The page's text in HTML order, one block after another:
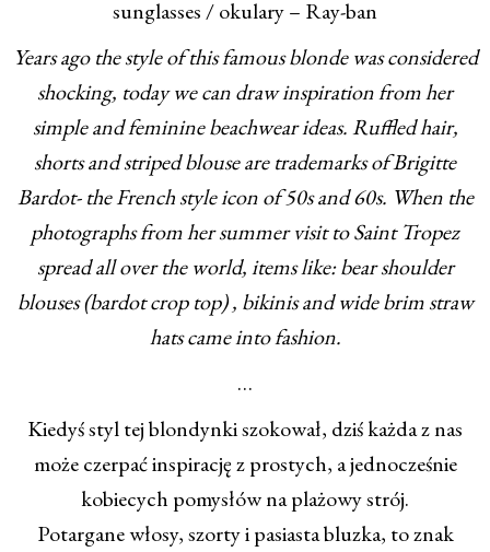
sunglasses / okulary – Ray-ban
Years ago the style of this famous blonde was considered
shocking, today we can draw inspiration from her
simple and feminine beachwear ideas. Ruffled hair,
shorts and striped blouse are trademarks of Brigitte
Bardot- the French style icon of 50s and 60s. When the
photographs from her summer visit to Saint Tropez
spread all over the world, items like: bear shoulder
blouses (bardot crop top) , bikinis and wide brim straw
hats came into fashion.
…
Kiedyś styl tej blondynki szokował, dziś każda z nas
może czerpać inspirację z prostych, a jednocześnie
kobiecych pomysłów na plażowy strój.
Potargane włosy, szorty i pasiasta bluzka, to znak